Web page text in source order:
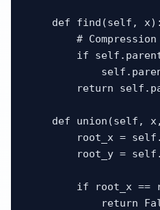
    def find(self, x):
# Compression
if
return
def union(self,
root_x =
root_y =
if root_x ==
return